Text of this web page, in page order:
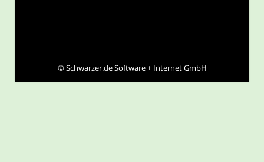
©Schwarzer.de Software + Internet GmbH